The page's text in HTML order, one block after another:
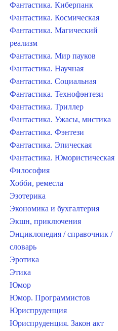
Фантастика. Киберпанк
Фантастика. Космическая
Фантастика. Магический
реализм
Фантастика. Мир пауков
Фантастика. Научная
Фантастика. Социальная
Фантастика. Технофэнтези
Фантастика. Триллер
Фантастика. Ужасы, мистика
Фантастика. Фэнтези
Фантастика. Эпическая
Фантастика. Юмористическая
Философия
Хобби, ремесла
Эзотерика
Экономика и бухгалтерия
Экшн, приключения
Энциклопедия / справочник /
словарь
Эротика
Этика
Юмор
Юмор. Программистов
Юриспруденция
Юриспруденция. Закон акт